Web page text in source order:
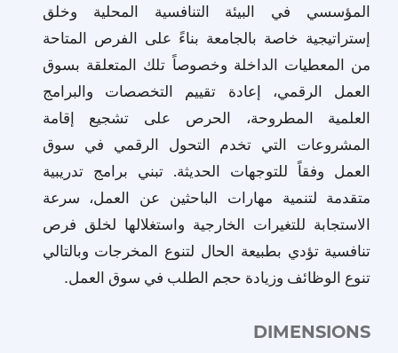
المؤسسي في البيئة التنافسية المحلية وخلق
إستراتيجية خاصة بالجامعة بناءً على الفرص المتاحة
من المعطيات الداخلة وخصوصاً تلك المتعلقة بسوق
العمل الرقمي، إعادة تقييم التخصصات والبرامج
العلمية المطروحة، الحرص على تشجيع إقامة
المشروعات التي تخدم التحول الرقمي في سوق
العمل وفقاً للتوجهات الحديثة. تبني برامج تدريبية
متقدمة لتنمية مهارات الباحثين عن العمل، سرعة
الاستجابة للتغيرات الخارجية واستغلالها لخلق فرص
تنافسية تؤدي بطبيعة الحال لتنوع المخرجات وبالتالي
تنوع الوظائف وزيادة حجم الطلب في سوق العمل.
DIMENSIONS